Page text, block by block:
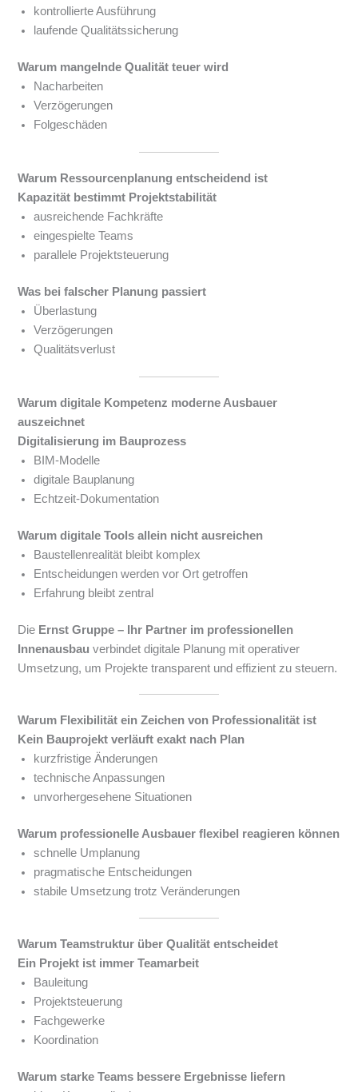
kontrollierte Ausführung
laufende Qualitätssicherung
Warum mangelnde Qualität teuer wird
Nacharbeiten
Verzögerungen
Folgeschäden
Warum Ressourcenplanung entscheidend ist
Kapazität bestimmt Projektstabilität
ausreichende Fachkräfte
eingespielte Teams
parallele Projektsteuerung
Was bei falscher Planung passiert
Überlastung
Verzögerungen
Qualitätsverlust
Warum digitale Kompetenz moderne Ausbauer
auszeichnet
Digitalisierung im Bauprozess
BIM-Modelle
digitale Bauplanung
Echtzeit-Dokumentation
Warum digitale Tools allein nicht ausreichen
Baustellenrealität bleibt komplex
Entscheidungen werden vor Ort getroffen
Erfahrung bleibt zentral
Die Ernst Gruppe – Ihr Partner im professionellen
Innenausbau verbindet digitale Planung mit operativer
Umsetzung, um Projekte transparent und effizient zu steuern.
Warum Flexibilität ein Zeichen von Professionalität ist
Kein Bauprojekt verläuft exakt nach Plan
kurzfristige Änderungen
technische Anpassungen
unvorhergesehene Situationen
Warum professionelle Ausbauer flexibel reagieren können
schnelle Umplanung
pragmatische Entscheidungen
stabile Umsetzung trotz Veränderungen
Warum Teamstruktur über Qualität entscheidet
Ein Projekt ist immer Teamarbeit
Bauleitung
Projektsteuerung
Fachgewerke
Koordination
Warum starke Teams bessere Ergebnisse liefern